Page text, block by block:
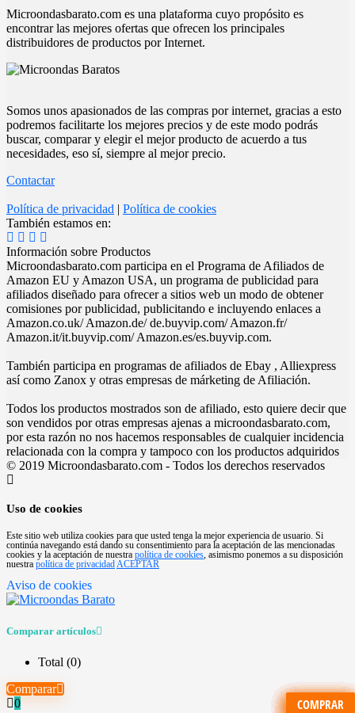
COMPRAR
COMPRAR
COMPRAR
COMPRAR
COMPRAR
COMPRAR
COMPRAR
COMPRAR
COMPRAR
COMPRAR
COMPRAR
COMPRAR
Microondasbarato.com es una plataforma cuyo propósito es
encontrar las mejores ofertas que ofrecen los principales
distribuidores de productos por Internet.
Somos unos apasionados de las compras por internet, gracias a esto
podremos facilitarte los mejores precios y de este modo podrás
buscar, comparar y elegir el mejor producto de acuerdo a tus
necesidades, eso sí, siempre al mejor precio.
Contactar
Política de privacidad
Política de cookies
También estamos en:
Información sobre Productos
Microondasbarato.com participa en el Programa de Afiliados de
Amazon EU y Amazon USA, un programa de publicidad para
afiliados diseñado para ofrecer a sitios web un modo de obtener
comisiones por publicidad, publicitando e incluyendo enlaces a
Amazon.co.uk/ Amazon.de/ de.buyvip.com/ Amazon.fr/
Amazon.it/it.buyvip.com/ Amazon.es/es.buyvip.com.
También participa en programas de afiliados de Ebay , Alliexpress
así como Zanox y otras empresas de márketing de Afiliación.
Todos los productos mostrados son de afiliado, esto quiere decir que
son vendidos por otras empresas ajenas a microondasbarato.com,
por esta razón no nos hacemos responsables de cualquier incidencia
relacionada con la compra y tampoco con los productos adquiridos
© 2019 Microondasbarato.com - Todos los derechos reservados
Uso de cookies
Este sitio web utiliza cookies para que usted tenga la mejor experiencia de usuario. Si
continúa navegando está dando su consentimiento para la aceptación de las mencionadas
cookies y la aceptación de nuestra política de cookies, asimismo ponemos a su disposición
nuestra política de privacidadACEPTAR
Aviso de cookies
Comparar artículos
Total (0)
Comparar
0